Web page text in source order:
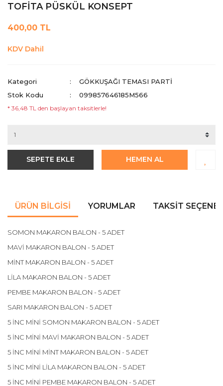
TOFİTA PÜSKÜL KONSEPT
400,00 TL
KDV Dahil
Kategori
GÖKKUŞAĞI TEMASI PARTI
Stok Kodu
099857646185M566
* 36,48 TL den başlayan taksitlerle!
SEPETE EKLE HEMEN AL
ÜRÜN BILGISI YORUMLAR TAKSIT
SOMON MAKARON BALON - 5 ADET
MAVİ MAKARON BALON - 5 ADET
MİNT MAKARON BALON - 5 ADET
LİLA MAKARON BALON - 5 ADET
PEMBE MAKARON BALON - 5 ADET
SARI MAKARON BALON - 5 ADET
5 İNC MİNİ SOMON MAKARON BALON - 5 ADET
5 İNC MİNİ MAVİ MAKARON BALON - 5 ADET
5 İNC MİNİ MİNT MAKARON BALON - 5 ADET
5 İNC MİNİ LİLA MAKARON BALON - 5 ADET
5 İNC MİNİ PEMBE MAKARON BALON - 5 ADET